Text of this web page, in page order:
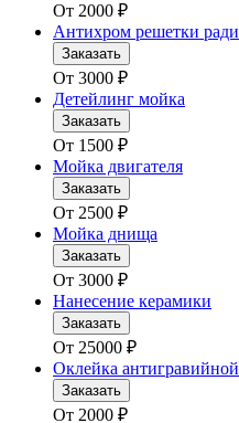
От 2000 ₽
Антихром решетки
Заказать
От 3000 ₽
Детейлинг мойка
Заказать
От 1500 ₽
Мойка двигателя
Заказать
От 2500 ₽
Мойка днища
Заказать
От 3000 ₽
Нанесение керамики
Заказать
От 25000 ₽
Оклейка
Заказать
От 2000 ₽